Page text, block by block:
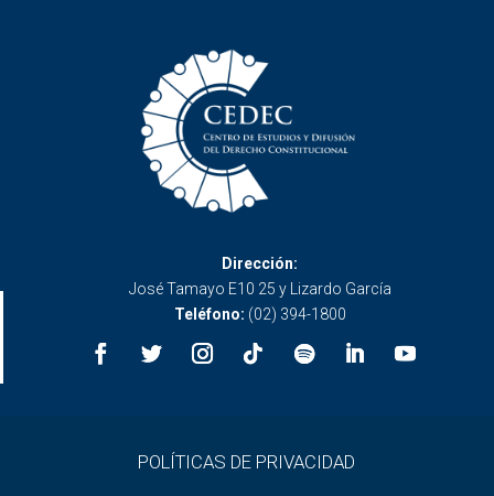
Dirección:
José Tamayo E10 25 y Lizardo García
Teléfono: (02) 394-1800
POLÍTICAS DE PRIVACIDAD